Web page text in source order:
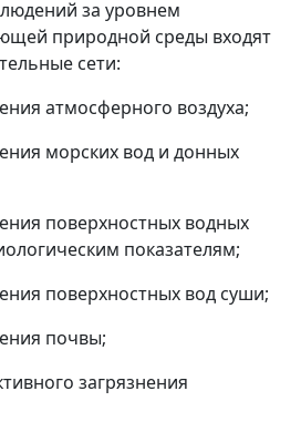
за уровнем
природной среды входят
сети:
атмосферного воздуха;
морских вод и донных
поверхностных водных
показателям;
поверхностных вод суши;
почвы;
загрязнения